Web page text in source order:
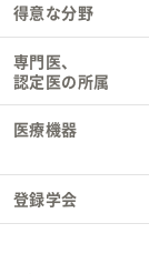
得意な分野
専門医、
認定医の所属
医療機器
登録学会